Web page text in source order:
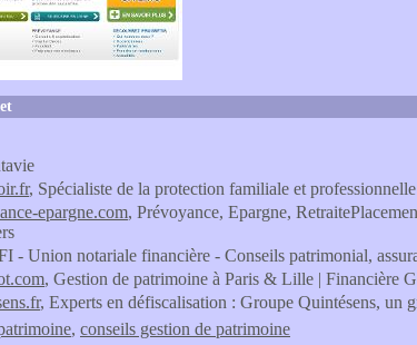
, Spécialiste de la protection familiale et professionnelle
epargne.com, Prévoyance, Epargne,
- Union notariale financière - Conseils patrimonial,
, Gestion de patrimoine à Paris & Lille | Financière
, Experts en défiscalisation : Groupe Quintésens, un
, conseils gestion de patrimoine